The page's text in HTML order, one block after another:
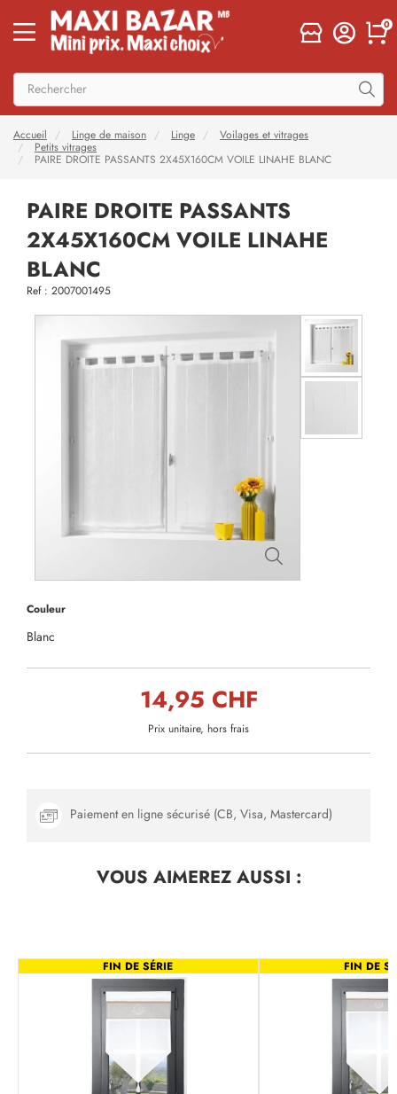
0
Accueil Linge de maison Linge
Voilages et vitrages
Petits vitrages
PAIRE DROITE PASSANTS 2X45X160CM VOILE LINAHE BLANC
PAIRE DROITE PASSANTS
2X45X160CM VOILE LINAHE
BLANC
Ref : 2007001495
Couleur
Blanc
14,95 CHF
Prix unitaire, hors frais
Paiement en ligne sécurisé (CB, Visa, Mastercard)
VOUS AIMEREZAUSSI :
FIN DE SÉRIE FIN DE